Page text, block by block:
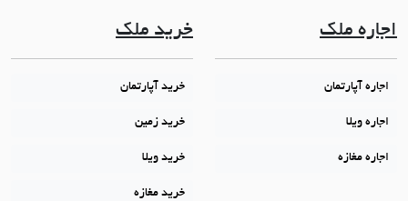
اجاره ملک
اجاره آپارتمان
اجاره ویلا
اجاره مغازه
خرید ملک
خرید آپارتمان
خرید زمین
خرید ویلا
خرید مغازه